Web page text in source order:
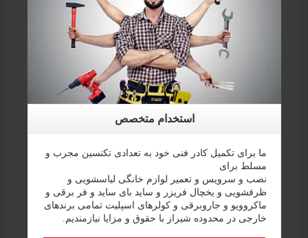
استخدام متخصص
ما برای تکمیل کادر فنی خود به تعدادی تکنسین مجرب و
مسلط برای
نصب و سرویس و تعمیر لوازم خانگی لباسشویی و
ظرفشویی و یخچال فریزر و ساید بای ساید و فر برقی و
ماکروویو و جاروبرقی و کولرهای اسپلیت تمامی برندهای
خارجی در محدوده شیراز با حقوق و مزایا نیازمندیم.